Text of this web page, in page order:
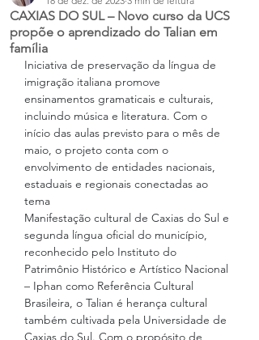
CAXIAS DO SUL – Novo curso da UCS
propõe o aprendizado do Talian em
família
Iniciativa de preservação da língua de
imigração italiana promove
ensinamentos gramaticais e culturais,
incluindo música e literatura. Com o
início das aulas previsto para o mês de
maio, o projeto conta com o
envolvimento de entidades nacionais,
estaduais e regionais conectadas ao
tema
Manifestação cultural de Caxias do Sul e
segunda língua oficial do município,
reconhecido pelo Instituto do
Patrimônio Histórico e Artístico Nacional
– Iphan como Referência Cultural
Brasileira, o Talian é herança cultural
também cultivada pela Universidade de
Caxias do Sul. Com o propósito de